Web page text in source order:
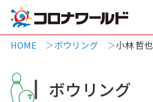
HOME ボウリング 小林 哲也
ボウリング